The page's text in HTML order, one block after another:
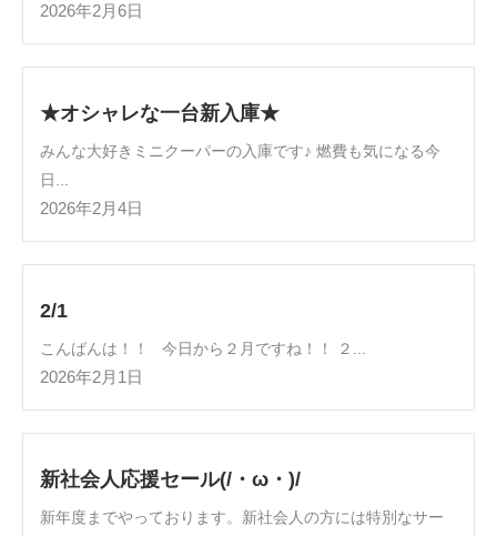
2026年2月6日
★オシャレな一台新入庫★
みんな大好きミニクーパーの入庫です♪ 燃費も気になる今
日...
2026年2月4日
2/1
こんばんは！！ 今日から２月ですね！！ ２...
2026年2月1日
新社会人応援セール(/・ω・)/
新年度までやっております。新社会人の方には特別なサー